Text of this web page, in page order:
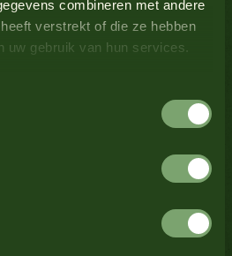
combineren met andere
verstrekt of die ze hebben
uw gebruik van hun services.
Nein
Nein
Nein
Alle Produkte anzeigen
Alle Produkte anzeigen